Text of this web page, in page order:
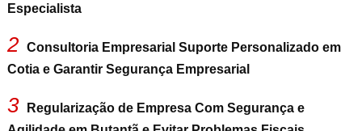
Especialista
2 Consultoria Empresarial Suporte Personalizado em
Cotia e Garantir Segurança Empresarial
3
Regularização de Empresa Com Segurança e